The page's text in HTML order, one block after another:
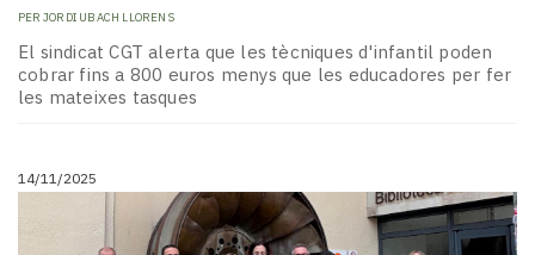
PER JORDI UBACH LLORENS
El sindicat CGT alerta que les tècniques d'infantil poden
cobrar fins a 800 euros menys que les educadores per fer
les mateixes tasques
14/11/2025